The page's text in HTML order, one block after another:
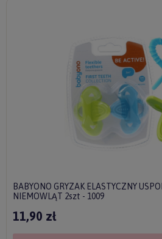
BABYONO GRYZAK ELASTYCZNY
NIEMOWLĄT 2szt - 1009
11,90 zł